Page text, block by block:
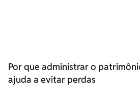
Por que administrar o
ajuda a evitar perdas